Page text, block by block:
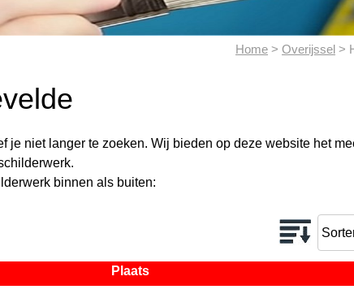
Home > Overijssel >
je niet langer te zoeken. Wij bieden op deze website het
binnen als buiten:
Plaats